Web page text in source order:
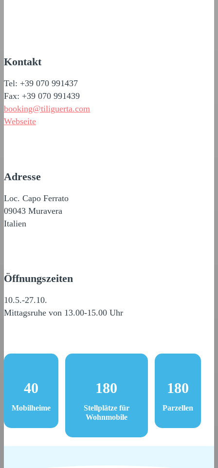
Kontakt
Tel: +39 070 991437
Fax: +39 070 991439
booking@tiliguerta.com
Webseite
Adresse
Loc. Capo Ferrato
09043 Muravera
Italien
Öffnungszeiten
10.5.-27.10.
Mittagsruhe von 13.00-15.00 Uhr
40
Mobilheime
180
Stellplätze für
Wohnmobile
180
Parzellen